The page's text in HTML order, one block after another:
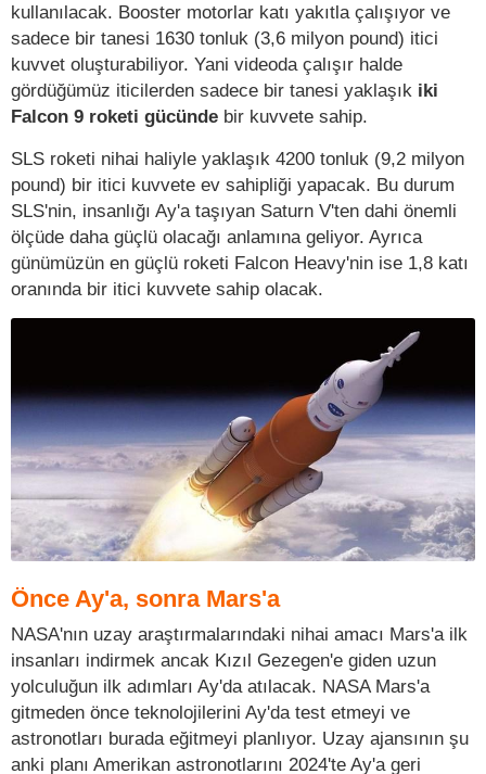
kullanılacak. Booster motorlar katı yakıtla çalışıyor ve
sadece bir tanesi 1630 tonluk (3,6 milyon pound) itici
kuvvet oluşturabiliyor. Yani videoda çalışır halde
gördüğümüz iticilerden sadece bir tanesi yaklaşık iki
Falcon 9 roketi gücünde bir kuvvete sahip.
SLS roketi nihai haliyle yaklaşık 4200 tonluk (9,2 milyon
pound) bir itici kuvvete ev sahipliği yapacak. Bu durum
SLS'nin, insanlığı Ay'a taşıyan Saturn V'ten dahi önemli
ölçüde daha güçlü olacağı anlamına geliyor. Ayrıca
günümüzün en güçlü roketi Falcon Heavy'nin ise 1,8 katı
oranında bir itici kuvvete sahip olacak.
Önce Ay'a, sonra Mars'a
NASA'nın uzay araştırmalarındaki nihai amacı Mars'a ilk
insanları indirmek ancak Kızıl Gezegen'e giden uzun
yolculuğun ilk adımları Ay'da atılacak. NASA Mars'a
gitmeden önce teknolojilerini Ay'da test etmeyi ve
astronotları burada eğitmeyi planlıyor. Uzay ajansının şu
anki planı Amerikan astronotlarını 2024'te Ay'a geri